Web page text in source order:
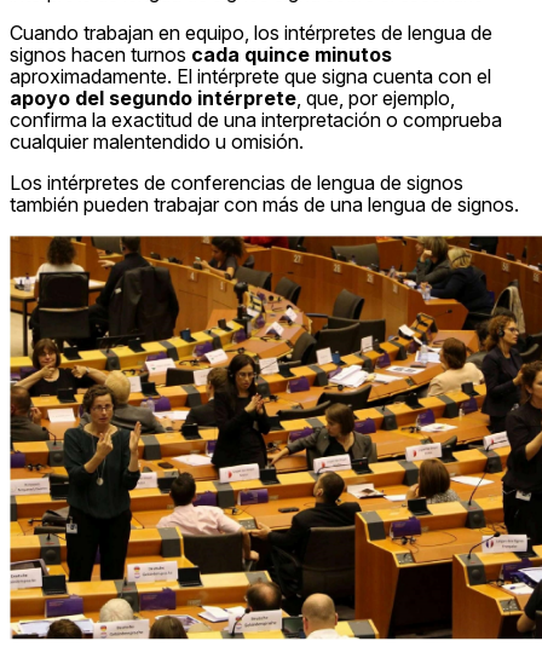
Cuando trabajan en equipo, los intérpretes de lengua de
signos hacen turnos cada quince minutos
aproximadamente. El intérprete que signa cuenta con el
apoyo del segundo intérprete , que, por ejemplo,
confirma la exactitud de una interpretación o comprueba
cualquier malentendido u omisión.
Los intérpretes de conferencias de lengua de signos
también pueden trabajar con más de una lengua de signos.